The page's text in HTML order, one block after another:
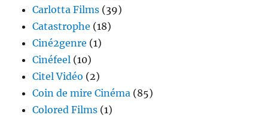
Carlotta Films (39)
Catastrophe (18)
Ciné2genre (1)
Cinéfeel (10)
Citel Vidéo (2)
Coin de mire Cinéma (85)
Colored Films (1)